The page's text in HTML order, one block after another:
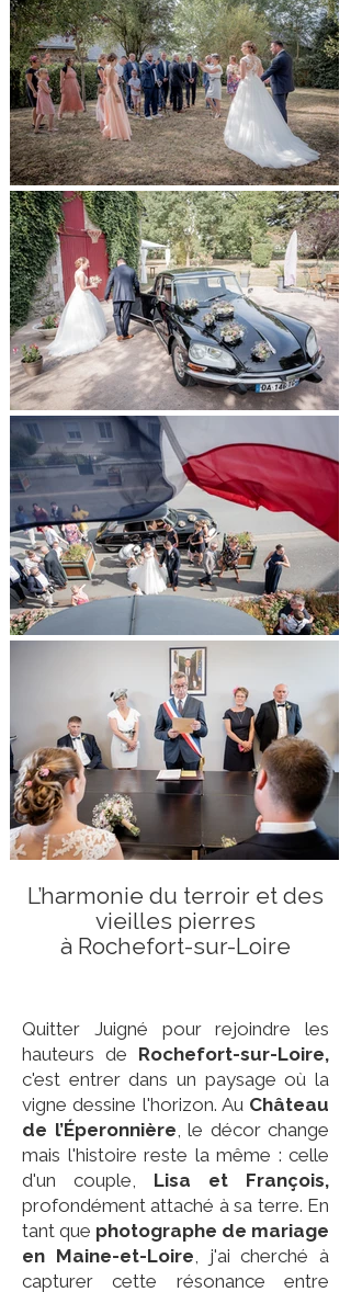
L’harmonie du terroir et des
vieilles pierres
à Rochefort-sur-Loire
Quitter Juigné pour rejoindre les
hauteurs de Rochefort-sur-Loire,
c'est entrer dans un paysage où la
vigne dessine l'horizon. Au Château
de l’Éperonnière, le décor change
mais l'histoire reste la même : celle
d'un couple, Lisa et François,
profondément attaché à sa terre. En
tant que photographe de mariage
en Maine-et-Loire, j'ai cherché à
capturer cette résonance entre